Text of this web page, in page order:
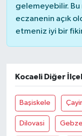
gelemeyebilir. Bu
eczanenin açık
etmeniz iyi bir
Kocaeli Diğer
Başiskele
Dilovasi Gebze